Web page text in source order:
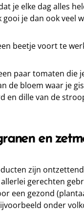
je elke dag alles
je dan ook veel
beetje voort te
paar tomaten die
de bloem waar je
en dille van de
en
zijn
gerechten
een gezond
onder